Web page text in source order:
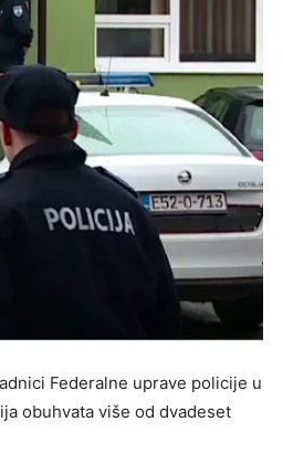
Federalne uprave policije u
obuhvata više od dvadeset